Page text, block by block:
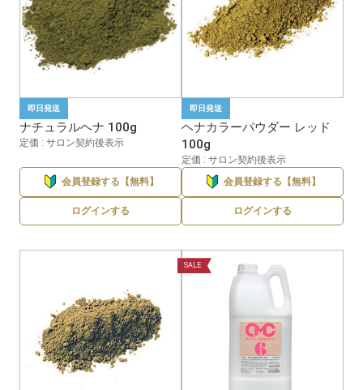
即日発送
ナチュラルヘナ 100g
定価 : サロン契約後表示
会員登録する【無料】
ログインする
即日発送
ヘナカラーパウダー レッド
100g
定価 : サロン契約後表示
会員登録する【無料】
ログインする
SALE